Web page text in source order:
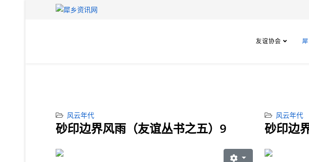
友谊协会
风云年代
砂印边界风雨（友谊丛书之五）9
风云年代
砂印边